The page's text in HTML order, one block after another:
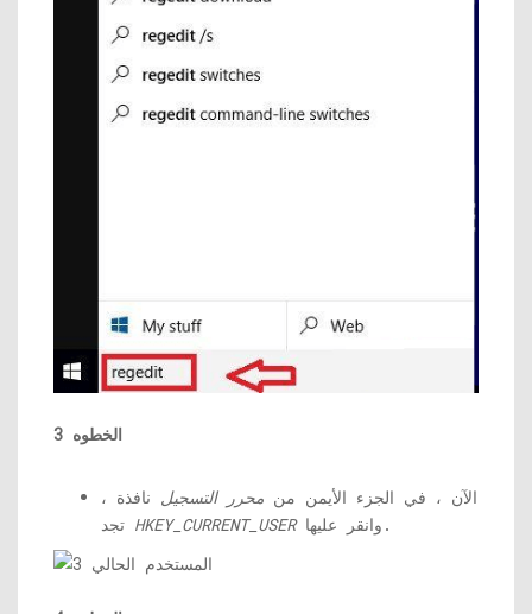
الخطوه 3
الآن ، في الجزء الأيمن من محرر التسجيل نافذة ،
HKEY_CURRENT_USER وانقر عليها.